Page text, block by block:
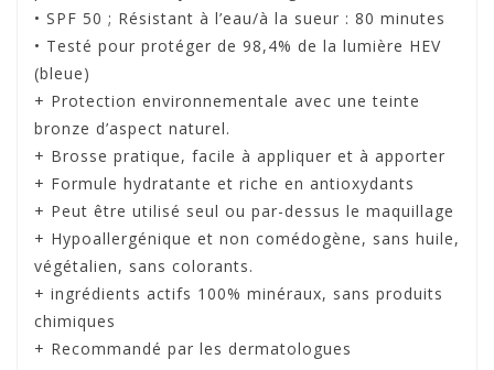
• SPF 50 ; Résistant à l’eau/à la sueur : 80 minutes
• Testé pour protéger de 98,4% de la lumière HEV
(bleue)
+ Protection environnementale avec une teinte
bronze d’aspect naturel.
+ Brosse pratique, facile à appliquer et à apporter
+ Formule hydratante et riche en antioxydants
+ Peut être utilisé seul ou par-dessus le maquillage
+ Hypoallergénique et non comédogène, sans huile,
végétalien, sans colorants.
+ ingrédients actifs 100% minéraux, sans produits
chimiques
+ Recommandé par les dermatologues